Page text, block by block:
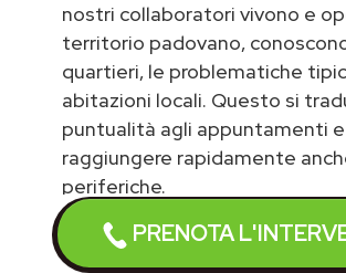
PRENOTA
nostri collaboratori vivono e
territorio padovano,
quartieri, le problematiche
abitazioni locali. Questo si
puntualità agli appuntamenti
raggiungere rapidamente
periferiche.
Garanzia 12 mesi su ricambi e